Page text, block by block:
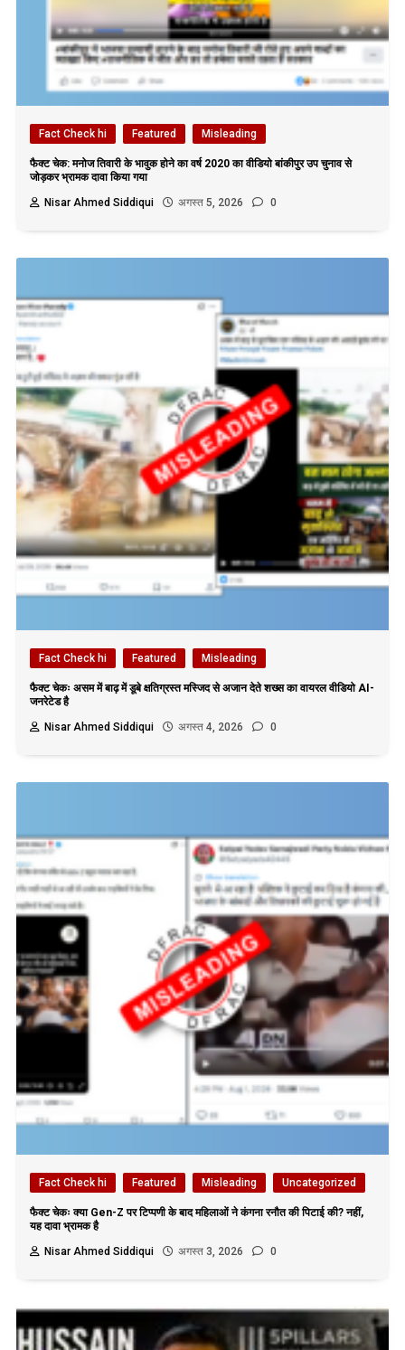
Fact Check hi Featured Misleading
फैक्ट चेक: मनोज तिवारी के भावुक होने का वर्ष 2020 का वीडियो बांकीपुर उप चुनाव से
जोड़कर भ्रामक दावा किया गया
Nisar Ahmed Siddiqui
अगस्त 5, 2026 0
Fact Check hi Featured Misleading
फैक्ट चेकः असम में बाढ़ में डूबे क्षतिग्रस्त मस्जिद से अजान देते शख्स का वायरल वीडियो AI-
जनरेटेड है
Nisar Ahmed Siddiqui
अगस्त 4, 2026 0
Fact Check hi Featured Misleading Uncategorized
फैक्ट चेकः क्या Gen-Z पर टिप्पणी के बाद महिलाओं ने कंगना रनौत की पिटाई की? नहीं,
यह दावा भ्रामक है
Nisar Ahmed Siddiqui
अगस्त 3, 2026 0